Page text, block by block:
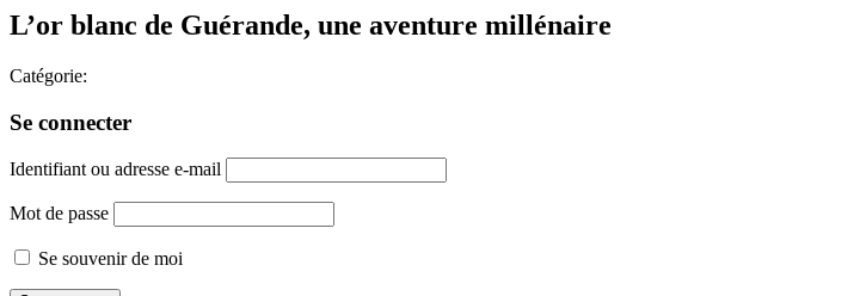
L’or blanc de Guérande, une aventure millénaire
Catégorie:
Se connecter
Identifiant ou adresse e-mail
Mot de passe
Se souvenir de moi